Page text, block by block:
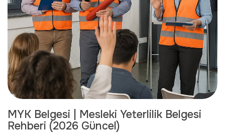
MYK Belgesi | Mesleki Yeterlilik Belgesi
Rehberi (2026 Güncel)